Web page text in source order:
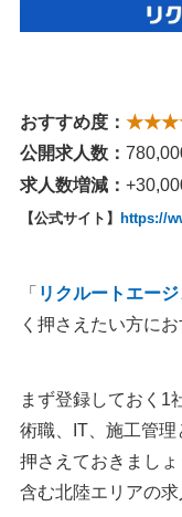
おすすめ度：
公開求人数：
求人数増減：
【公式サイト】 https://
「 リクルートエージ
く押さえたい方に
まず登録しておく1
術職、IT、施工管
押さえておきまし
含む北陸エリアの求